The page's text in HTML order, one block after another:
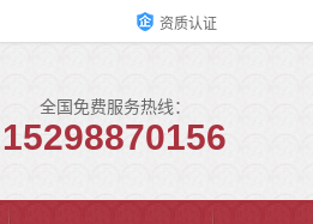
资质认证
全国免费服务热线：
15298870156